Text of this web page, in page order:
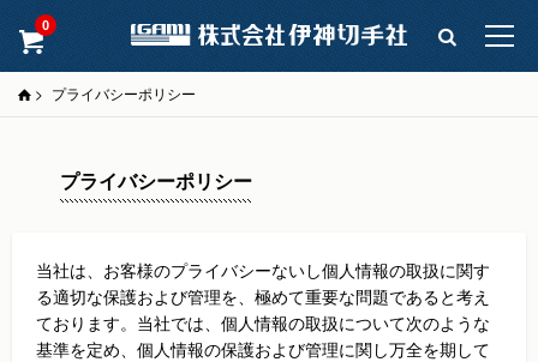
0
> プライバシーポリシー
プライバシーポリシー
当社は、お客様のプライバシーないし個人情報の取扱に関す
る適切な保護および管理を、極めて重要な問題であると考え
ております。当社では、個人情報の取扱について次のような
基準を定め、個人情報の保護および管理に関し万全を期して